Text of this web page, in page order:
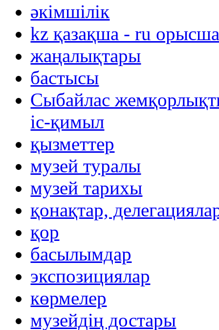
әкімшілік
kz қазақша - ru
жаңалықтары
бастысы
Сыбайлас
іс-қимыл
қызметтер
музей туралы
музей тарихы
қонақтар,
қор
басылымдар
экспозициялар
көрмелер
музейдің достары